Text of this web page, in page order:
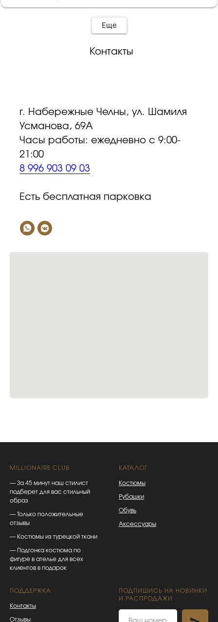
Еще
Контакты
г. Набережные Челны, ул. Шамиля
Усманова, 69А
Часы работы: ежедневно с 9:00-
21:00
8 996 903 09 03
Есть бесплатная парковка
MILLIONAIRE CLUB
— За 45 минут наш стилист
подберет для вас стильный
образ
— Только положительные
отзывы
— Костюмы из турецкой ткани
— Подгонка костюма по
фигуре в ателье для всех
клиентов в подарок
КАТАЛОГ
Костюмы
Рубашки
Обувь
Аксессуары
ПОДДЕРЖКА
Контакты
Отзывы
ПОДПИШИСЬ НА НОВИНКИ
И РАСПРОДАЖИ